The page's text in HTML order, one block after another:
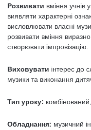
Розвивати вміння учнів
виявляти характерні
висловлювати власні
розвивати вміння
створювати імпровізацію.
Виховувати інтерес до
музики та виконання
Тип уроку:
Обладнання: музичний